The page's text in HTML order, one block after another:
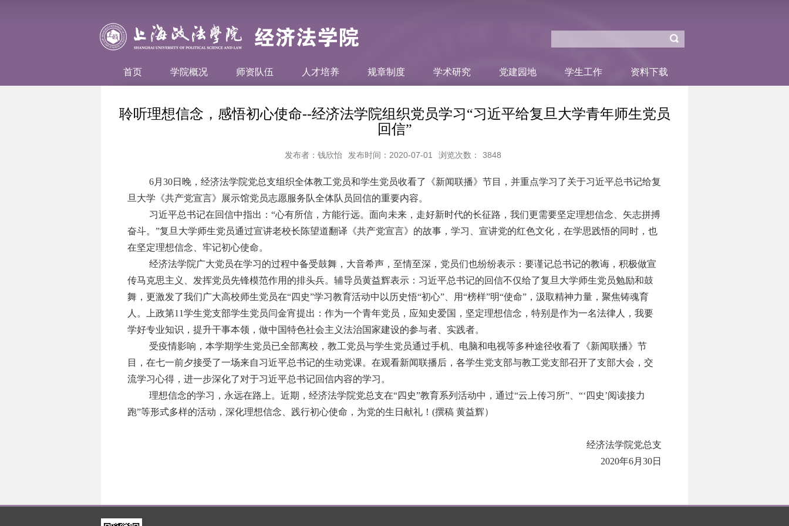
首页 学院概况 师资队伍 人才培养 规章制度 学术研究 党建园地 学生工作 资料下载
聆听理想信念，感悟初心使命--经济法学院组织党员学习“习近平给复旦大学青年师生党员
回信”
发布者：钱欣怡 发布时间：2020-07-01 浏览次数： 3848
6月 30日晚，经济法学院党总支组织全体教工党员和学生党员收看了《新闻联播》节目，并重点学习了关于习近平总书记给复
旦大学《共产党宣言》展示馆党员志愿服务队全体队员回信的重要内容。
习近平总书记在回信中指出：“心有所信，方能行远。面向未来，走好新时代的长征路，我们更需要坚定理想信念、矢志拼搏
奋斗。”复旦大学师生党员通过宣讲老校长陈望道翻译《共产党宣言》的故事，学习、宣讲党的红色文化，在学思践悟的同时，也
在坚定理想信念、牢记初心使命。
经济法学院广大党员在学习的过程中备受鼓舞，大音希声，至情至深，党员们也纷纷表示：要谨记总书记的教诲，积极做宣
传马克思主义、发挥党员先锋模范作用的排头兵。辅导员黄益辉表示：习近平总书记的回信不仅给了复旦大学师生党员勉励和鼓
舞，更激发了我们广大高校师生党员在“四史”学习教育活动中以历史悟“初心”、用“榜样”明“使命”，汲取精神力量，聚焦铸魂育
人。上政第11学生党支部学生党员闫金宵提出：作为一个青年党员，应知史爱国，坚定理想信念，特别是作为一名法律人，我要
学好专业知识，提升干事本领，做中国特色社会主义法治国家建设的参与者、实践者。
受疫情影响，本学期学生党员已全部离校，教工党员与学生党员通过手机、电脑和电视等多种途径收看了《新闻联播》节
目，在七一前夕接受了一场来自习近平总书记的生动党课。在观看新闻联播后，各学生党支部与教工党支部召开了支部大会，交
流学习心得，进一步深化了对于习近平总书记回信内容的学习。
理想信念的学习，永远在路上。近期，经济法学院党总支在“四史”教育系列活动中，通过“云上传习所”、“‘四史’阅读接力
跑”等形式多样的活动，深化理想信念、践行初心使命，为党的生日献礼！ (撰稿 黄益辉）
经济法学院党总支
2020年6月 30日